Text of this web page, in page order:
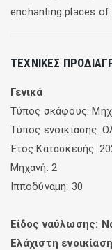
enchanting places of
ΤΕΧΝΙΚΈΣ
Γενικά
Τύπος σκάφους:
Τύπος ενοικίασης:
Έτος Κατασκευής:
Μηχανή: 2
Ιπποδύναμη: 30
Είδος ναύλωσης:
Ελάχιστη